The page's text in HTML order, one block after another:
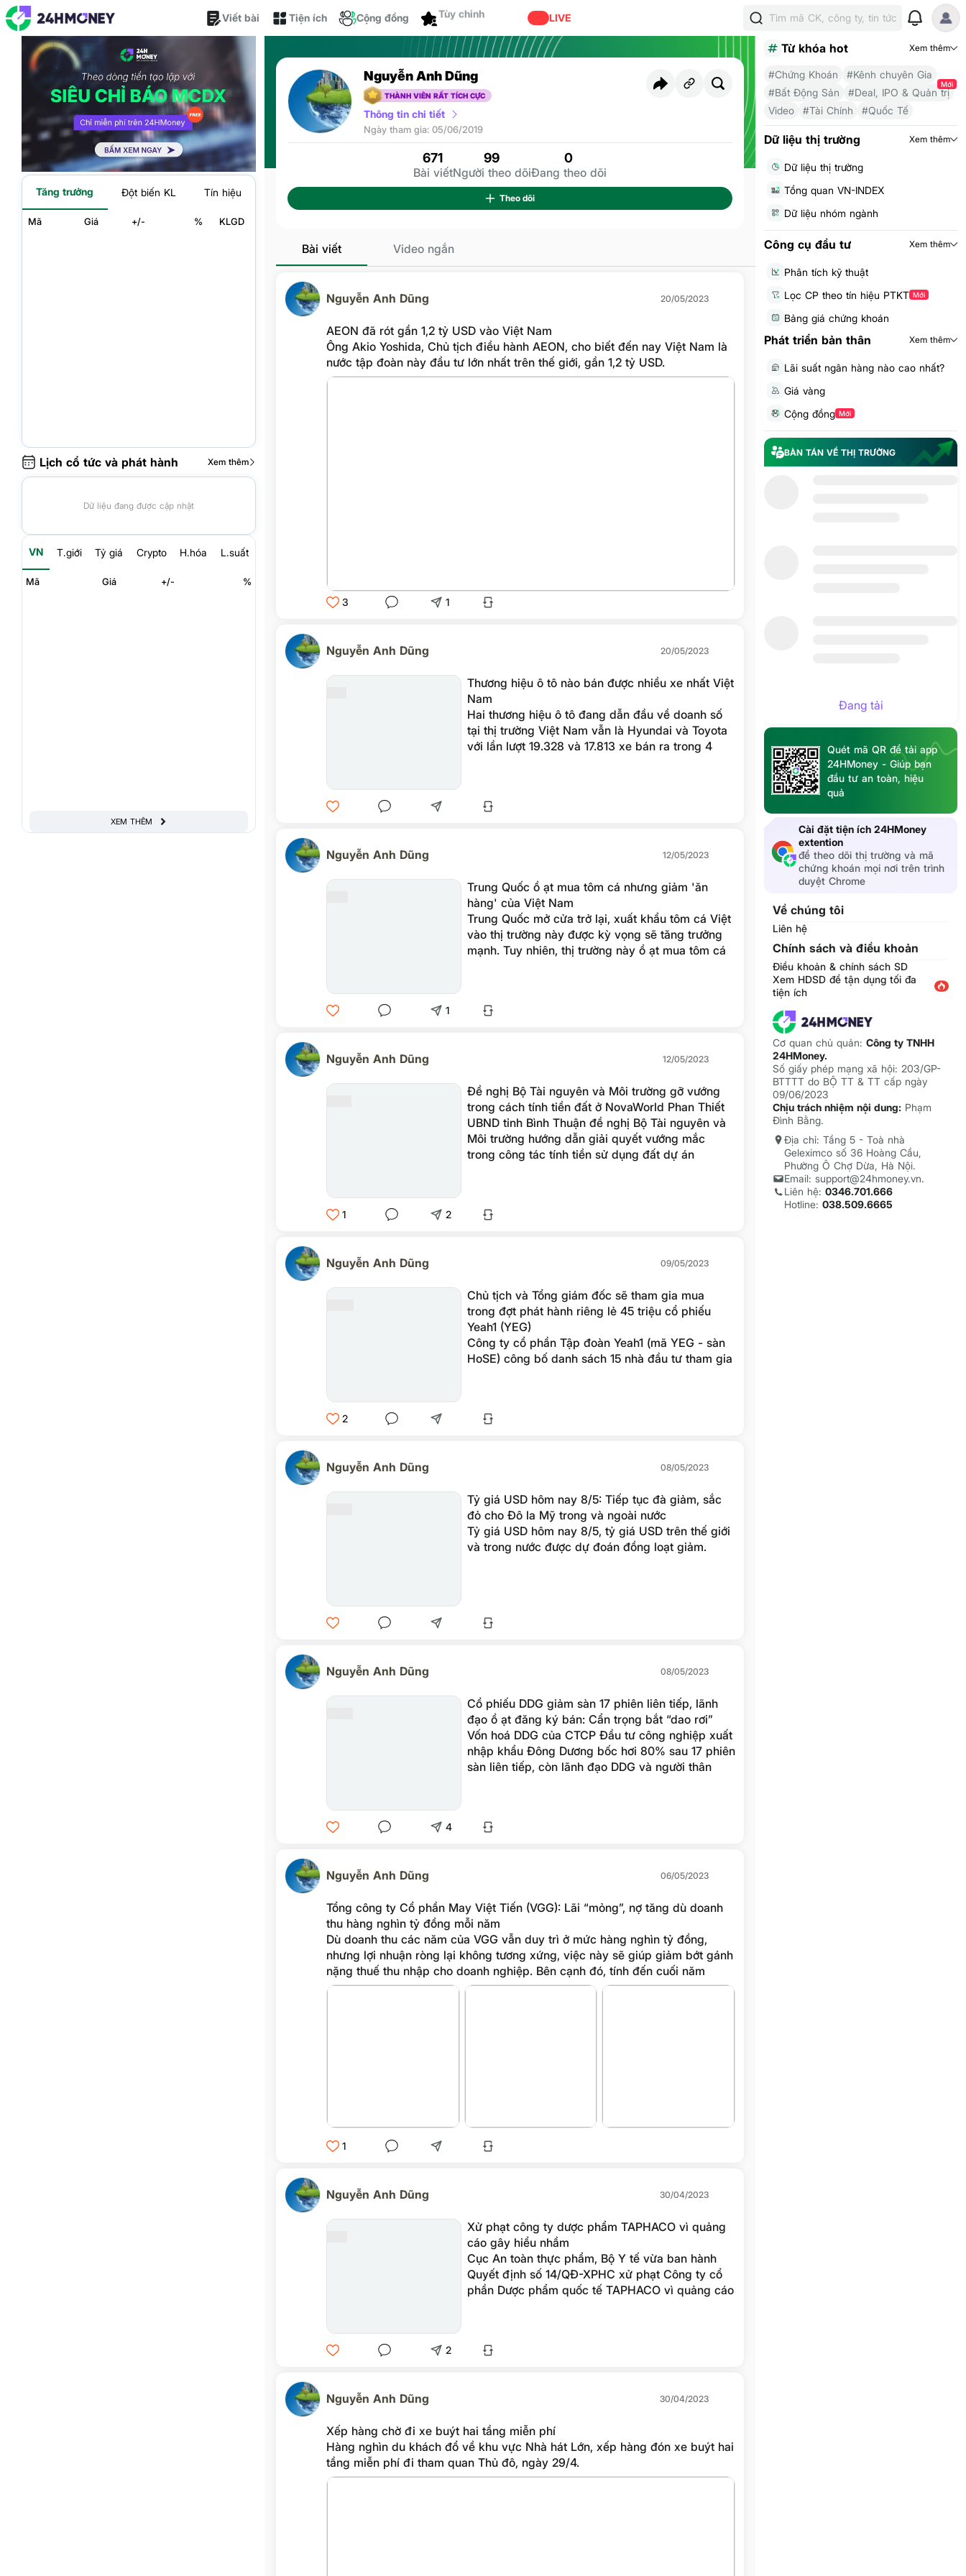
Viết bài Tiện ích Cộng đồng Tùy chỉnh LIVE Tìm mã CK, công ty, tin tức
Tăng trưởng Đột biến KL Tín hiệu
Mã Giá +/- % KLGD
Lịch cổ tức và phát hành Xem thêm
Dữ liệu đang được cập nhật
VN T.giới Tỷ giá Crypto H.hóa L.suất
Mã Giá +/- %
XEM THÊM
Nguyễn Anh Dũng
THÀNH VIÊN RẤT TÍCH CỰC
Thông tin chi tiết
Ngày tham gia: 05/06/2019
671
Bài viết
99
Người theo dõi
0
Đang theo dõi
Theo dõi
Bài viết Video ngắn
Nguyễn Anh Dũng 20/05/2023
AEON đã rót gần 1,2 tỷ USD vào Việt Nam
Ông Akio Yoshida, Chủ tịch điều hành AEON, cho biết đến nay Việt Nam là
nước tập đoàn này đầu tư lớn nhất trên thế giới, gần 1,2 tỷ USD.
3 1
Nguyễn Anh Dũng 20/05/2023
Thương hiệu ô tô nào bán được nhiều xe nhất Việt
Nam
Hai thương hiệu ô tô đang dẫn đầu về doanh số
tại thị trường Việt Nam vẫn là Hyundai và Toyota
với lần lượt 19.328 và 17.813 xe bán ra trong 4
Nguyễn Anh Dũng 12/05/2023
Trung Quốc ồ ạt mua tôm cá nhưng giảm 'ăn
hàng' của Việt Nam
Trung Quốc mở cửa trở lại, xuất khẩu tôm cá Việt
vào thị trường này được kỳ vọng sẽ tăng trưởng
mạnh. Tuy nhiên, thị trường này ồ ạt mua tôm cá
1
Nguyễn Anh Dũng 12/05/2023
Đề nghị Bộ Tài nguyên và Môi trường gỡ vướng
trong cách tính tiền đất ở NovaWorld Phan Thiết
UBND tỉnh Bình Thuận đề nghị Bộ Tài nguyên và
Môi trường hướng dẫn giải quyết vướng mắc
trong công tác tính tiền sử dụng đất dự án
1 2
Nguyễn Anh Dũng 09/05/2023
Chủ tịch và Tổng giám đốc sẽ tham gia mua
trong đợt phát hành riêng lẻ 45 triệu cổ phiếu
Yeah1 (YEG)
Công ty cổ phần Tập đoàn Yeah1 (mã YEG - sàn
HoSE) công bố danh sách 15 nhà đầu tư tham gia
2
Nguyễn Anh Dũng 08/05/2023
Tỷ giá USD hôm nay 8/5: Tiếp tục đà giảm, sắc
đỏ cho Đô la Mỹ trong và ngoài nước
Tỷ giá USD hôm nay 8/5, tỷ giá USD trên thế giới
và trong nước được dự đoán đồng loạt giảm.
Nguyễn Anh Dũng 08/05/2023
Cổ phiếu DDG giảm sàn 17 phiên liên tiếp, lãnh
đạo ồ ạt đăng ký bán: Cẩn trọng bắt “dao rơi”
Vốn hoá DDG của CTCP Đầu tư công nghiệp xuất
nhập khẩu Đông Dương bốc hơi 80% sau 17 phiên
sàn liên tiếp, còn lãnh đạo DDG và người thân
4
Nguyễn Anh Dũng 06/05/2023
Tổng công ty Cổ phần May Việt Tiến (VGG): Lãi “mỏng”, nợ tăng dù doanh
thu hàng nghìn tỷ đồng mỗi năm
Dù doanh thu các năm của VGG vẫn duy trì ở mức hàng nghìn tỷ đồng,
nhưng lợi nhuận ròng lại không tương xứng, việc này sẽ giúp giảm bớt gánh
nặng thuế thu nhập cho doanh nghiệp. Bên cạnh đó, tính đến cuối năm
2022, tổng nợ của công ty tăng 43,5% so với cùng kỳ, gần gấp đôi vốn chủ
1
Nguyễn Anh Dũng 30/04/2023
Xử phạt công ty dược phẩm TAPHACO vì quảng
cáo gây hiểu nhầm
Cục An toàn thực phẩm, Bộ Y tế vừa ban hành
Quyết định số 14/QĐ-XPHC xử phạt Công ty cổ
phần Dược phẩm quốc tế TAPHACO vì quảng cáo
2
Nguyễn Anh Dũng 30/04/2023
Xếp hàng chờ đi xe buýt hai tầng miễn phí
Hàng nghìn du khách đổ về khu vực Nhà hát Lớn, xếp hàng đón xe buýt hai
tầng miễn phí đi tham quan Thủ đô, ngày 29/4.
Từ khóa hot Xem thêm
#Chứng Khoán
#Kênh chuyên Gia
#Bất Động Sản
#Deal, IPO & Quản trị
Mới
Video #Tài Chính #Quốc Tế
Dữ liệu thị trường Xem thêm
Dữ liệu thị trường
Tổng quan VN-INDEX
Dữ liệu nhóm ngành
Công cụ đầu tư Xem thêm
Phân tích kỹ thuật
Lọc CP theo tín hiệu PTKT Mới
Bảng giá chứng khoán
Phát triển bản thân Xem thêm
Lãi suất ngân hàng nào cao nhất?
Giá vàng
Cộng đồng Mới
BÀN TÁN VỀ THỊ TRƯỜNG
Đang tải
Quét mã QR để tải app
24HMoney - Giúp bạn
đầu tư an toàn, hiệu
quả
Cài đặt tiện ích 24HMoney
extention
để theo dõi thị trường và mã
chứng khoán mọi nơi trên trình
duyệt Chrome
Về chúng tôi
Liên hệ
Chính sách và điều khoản
Điều khoản & chính sách SD
Xem HDSD để tận dụng tối đa
tiện ích
Cơ quan chủ quản: Công ty TNHH
24HMoney.
Số giấy phép mạng xã hội: 203/GP-
BTTTT do BỘ TT & TT cấp ngày
09/06/2023
Chịu trách nhiệm nội dung: Phạm
Đình Bằng.
Địa chỉ: Tầng 5 - Toà nhà
Geleximco số 36 Hoàng Cầu,
Phường Ô Chợ Dừa, Hà Nội.
Email: support@24hmoney.vn.
Liên hệ: 0346.701.666
Hotline: 038.509.6665